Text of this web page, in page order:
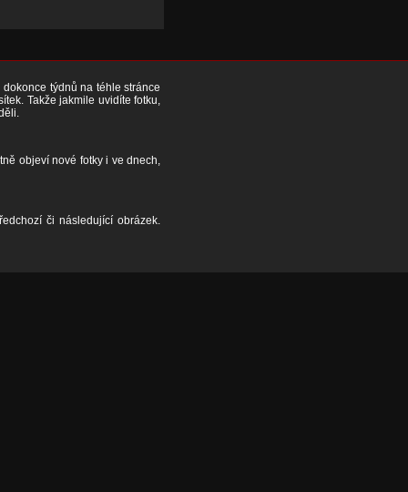
týdnů na téhle stránce
Takže jakmile uvidíte fotku,
objeví nové fotky i ve dnech,
či následující obrázek.